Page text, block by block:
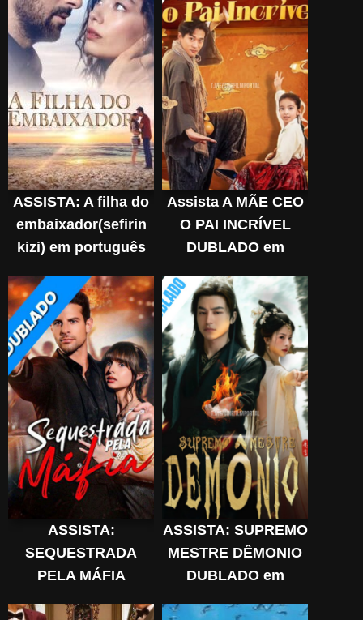
ASSISTA: A filha do
embaixador(sefirin
kizi) em português
Assista A MÃE CEO
O PAI INCRÍVEL
DUBLADO em
Grátis
ASSISTA:
SEQUESTRADA
PELA MÁFIA
ASSISTA: SUPREMO
MESTRE DÊMONIO
DUBLADO em